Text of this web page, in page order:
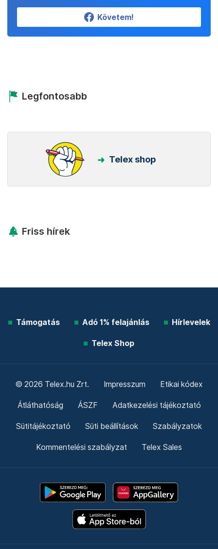
Követem!
Legfontosabb
Telex shop
Friss hírek
Támogatás Adó 1% felajánlás Hírlevelek
Telex Shop
© 2026 Telex.hu Zrt. Impresszum Etikai kódex
Átláthatóság ÁSZF Adatkezelési tájékoztató
Sütitájékoztató Süti beállítások Szabályzatok
Kommentelési szabályzat Telex Sales